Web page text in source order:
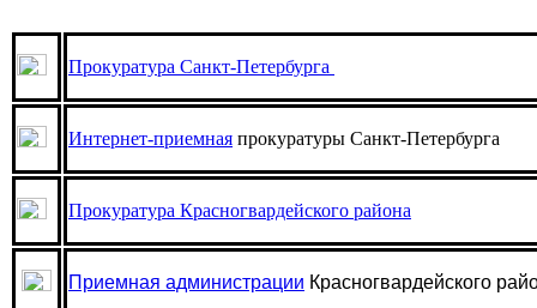
Прокуратура Санкт-Петербурга
Интернет-приемная прокуратуры Санкт-Петербурга
Прокуратура Красногвардейского района
Приемная администрации Красногвардейского